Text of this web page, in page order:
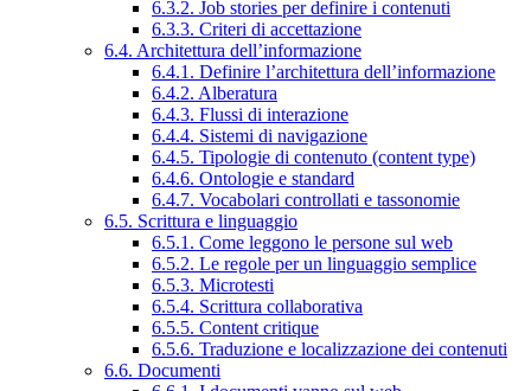
6.3.2. Job stories per definire i contenuti
6.3.3. Criteri di accettazione
6.4. Architettura dell’informazione
6.4.1. Definire l’architettura dell’informazione
6.4.2. Alberatura
6.4.3. Flussi di interazione
6.4.4. Sistemi di navigazione
6.4.5. Tipologie di contenuto (content type)
6.4.6. Ontologie e standard
6.4.7. Vocabolari controllati e tassonomie
6.5. Scrittura e linguaggio
6.5.1. Come leggono le persone sul web
6.5.2. Le regole per un linguaggio semplice
6.5.3. Microtesti
6.5.4. Scrittura collaborativa
6.5.5. Content critique
6.5.6. Traduzione e localizzazione dei contenuti
6.6. Documenti